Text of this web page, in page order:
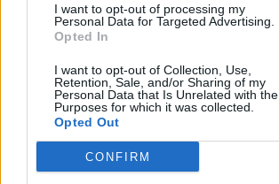
I want to opt-out of processing my
Personal Data for Targeted Advertising.
Opted In
I want to opt-out of Collection, Use,
Retention, Sale, and/or Sharing of my
Personal Data that Is Unrelated with the
Purposes for which it was collected.
Opted Out
CONFIRM
Bubble Shooter